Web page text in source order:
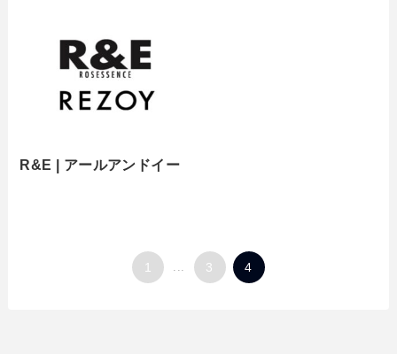
R&E | アールアンドイー
1 3 4